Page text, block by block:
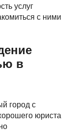
услуг
с ними
в
город с
юриста